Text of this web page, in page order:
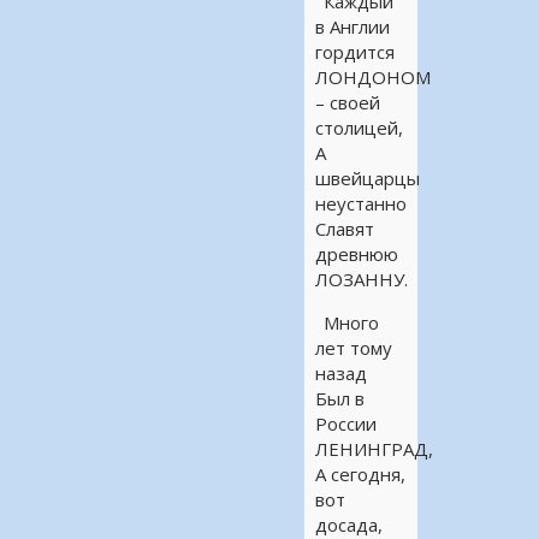
в Англии
гордится
ЛОНДОНОМ
– своей
столицей,
А
швейцарцы
неустанно
Славят
древнюю
ЛОЗАННУ.
Много
лет тому
назад
Был в
России
ЛЕНИНГРАД,
А сегодня,
вот
досада,